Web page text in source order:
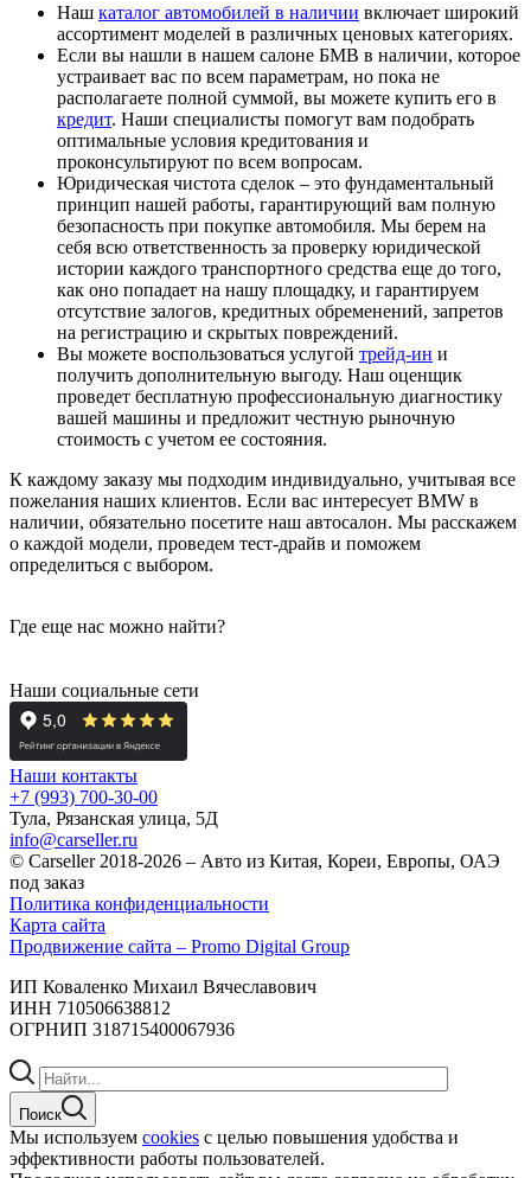
Наш каталог автомобилей в наличии включает широкий
ассортимент моделей в различных ценовых категориях.
Если вы нашли в нашем салоне БМВ в наличии, которое
устраивает вас по всем параметрам, но пока не
располагаете полной суммой, вы можете купить его в
кредит. Наши специалисты помогут вам подобрать
оптимальные условия кредитования и
проконсультируют по всем вопросам.
Юридическая чистота сделок – это фундаментальный
принцип нашей работы, гарантирующий вам полную
безопасность при покупке автомобиля. Мы берем на
себя всю ответственность за проверку юридической
истории каждого транспортного средства еще до того,
как оно попадает на нашу площадку, и гарантируем
отсутствие залогов, кредитных обременений, запретов
на регистрацию и скрытых повреждений.
Вы можете воспользоваться услугой трейд-ин и
получить дополнительную выгоду. Наш оценщик
проведет бесплатную профессиональную диагностику
вашей машины и предложит честную рыночную
стоимость с учетом ее состояния.
К каждому заказу мы подходим индивидуально, учитывая все
пожелания наших клиентов. Если вас интересует BMW в
наличии, обязательно посетите наш автосалон. Мы расскажем
о каждой модели, проведем тест-драйв и поможем
определиться с выбором.
Где еще нас можно найти?
Наши социальные сети
Наши контакты
+7 (993) 700-30-00
Тула, Рязанская улица, 5Д
info@carseller.ru
© Carseller 2018-2026 – Авто из Китая, Кореи, Европы, ОАЭ
под заказ
Политика конфиденциальности
Карта сайта
Продвижение сайта – Promo Digital Group
ИП Коваленко Михаил Вячеславович
ИНН 710506638812
ОГРНИП 318715400067936
Поиск
Мы используем cookies с целью повышения удобства и
эффективности работы пользователей.